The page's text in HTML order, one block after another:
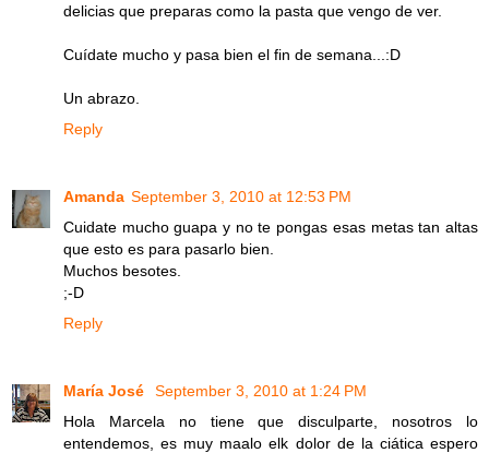
delicias que preparas como la pasta que vengo de ver.
Cuídate mucho y pasa bien el fin de semana...:D
Un abrazo.
Reply
Amanda September 3, 2010 at 12:53 PM
Cuidate mucho guapa y no te pongas esas metas tan altas
que esto es para pasarlo bien.
Muchos besotes.
;-D
Reply
María José
September 3, 2010 at 1:24 PM
Hola Marcela no tiene que disculparte, nosotros lo
entendemos, es muy maalo elk dolor de la ciática espero